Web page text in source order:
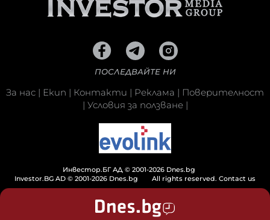
ПОСЛЕДВАЙТЕ НИ
За нас | Екип | Контакти | Реклама | Поверителност
| Условия за ползване|
Инвестор.БГ АД © 2001-2026 Dnes.bg
Investor.BG AD © 2001-2026 Dnes.bg
All rights reserved. Contact us